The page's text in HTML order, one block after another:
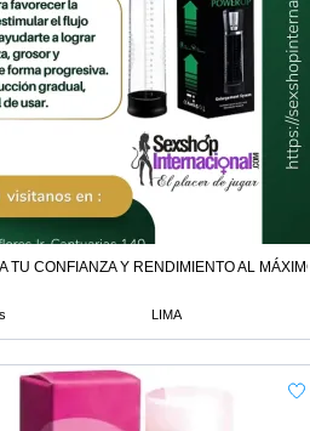
TU CONFIANZA Y RENDIMIENTO AL
LIMA